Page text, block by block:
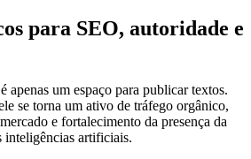
para SEO, autoridade e
apenas um espaço para publicar textos.
se torna um ativo de tráfego orgânico,
e fortalecimento da presença da
inteligências artificiais.